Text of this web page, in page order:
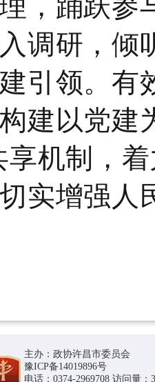
调研，倾
引领。有
建以党建
享机制，
实增强人
主办：政协许昌市委员会
豫ICP备14019896号
电话：0374-2969708 访问量：